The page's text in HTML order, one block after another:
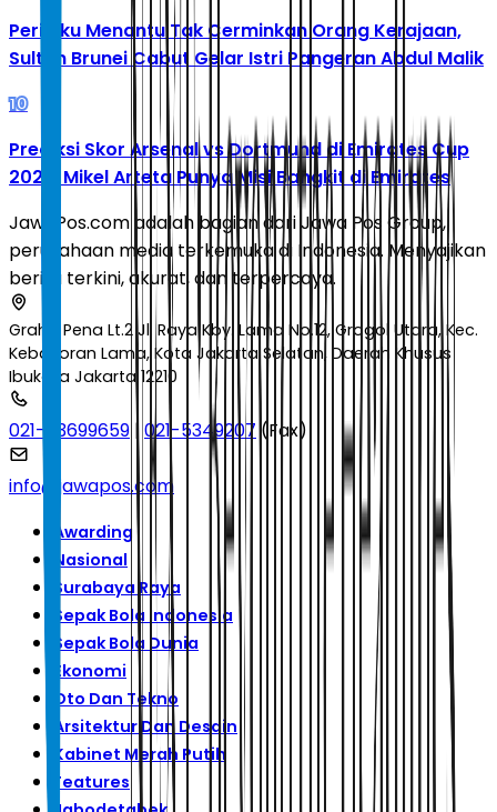
Perilaku Menantu Tak Cerminkan Orang Kerajaan,
Sultan Brunei Cabut Gelar Istri Pangeran Abdul Malik
10
Prediksi Skor Arsenal vs Dortmund di Emirates Cup
2026: Mikel Arteta Punya Misi Bangkit di Emirates
JawaPos.com adalah bagian dari Jawa Pos Group,
perusahaan media terkemuka di Indonesia. Menyajikan
berita terkini, akurat, dan terpercaya.
Graha Pena Lt.2 Jl. Raya Kby. Lama No.12, Grogol Utara, Kec.
Kebayoran Lama, Kota Jakarta Selatan, Daerah Khusus
Ibukota Jakarta 12210
021-53699659 |021-5349207(Fax)
info@jawapos.com
Awarding
Nasional
Surabaya Raya
Sepak Bola Indonesia
Sepak Bola Dunia
Ekonomi
Oto Dan Tekno
Arsitektur Dan Desain
Kabinet Merah Putih
Features